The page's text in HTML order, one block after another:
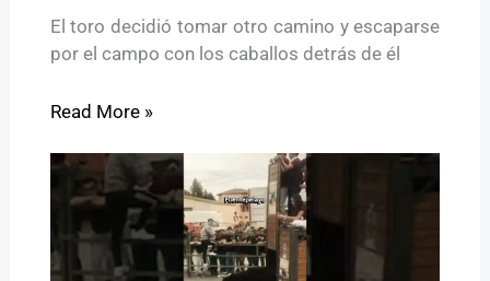
El toro decidió tomar otro camino y escaparse
por el campo con los caballos detrás de él
Read More »